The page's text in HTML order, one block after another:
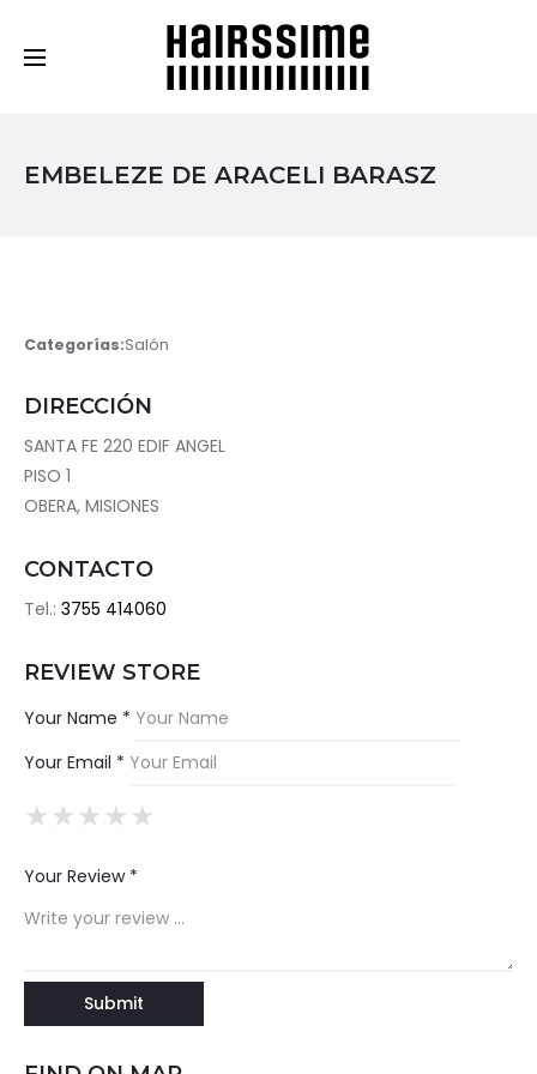
EMBELEZE DE ARACELI BARASZ
Categorías:Salón
DIRECCIÓN
SANTA FE 220 EDIF ANGEL
PISO 1
OBERA, MISIONES
CONTACTO
Tel.: 3755 414060
REVIEW STORE
Your Name *
Your Email *
★
★★
★★★
★★★★
★★★★★
Your Review *